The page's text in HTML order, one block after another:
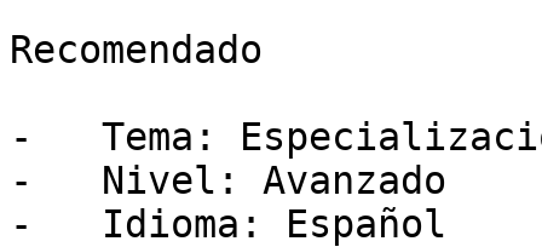
Recomendado
-   Tema:
-   Nivel: Avanzado
-   Idioma: Español